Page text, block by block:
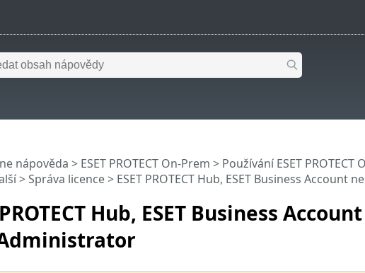
PROTECT Hub, ESET Business
nápověda > ESET PROTECT On-Prem > Používání ESET PROTECT
>Správa licence> ESET PROTECT Hub, ESET Business Account